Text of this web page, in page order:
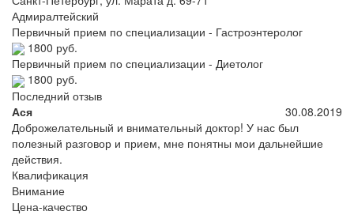
Адмиралтейский
Первичный прием по специализации - Гастроэнтеролог
1800 руб.
Первичный прием по специализации - Диетолог
1800 руб.
Последний отзыв
Ася
30.08.2019
Доброжелательный и внимательный доктор! У нас был
полезный разговор и прием, мне понятны мои дальнейшие
действия.
Квалификация
Внимание
Цена-качество